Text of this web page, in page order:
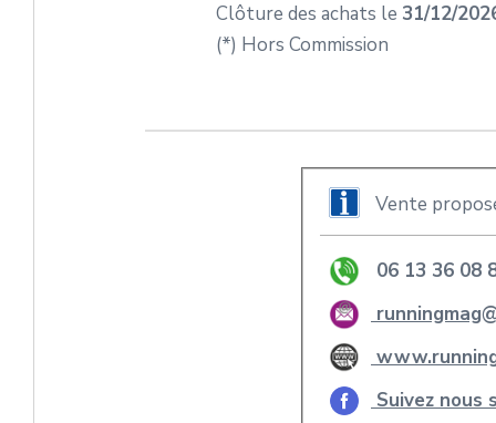
Clôture des achats le 31/12/
(*) Hors Commission
Vente
06 13 36 08
Suivez nous